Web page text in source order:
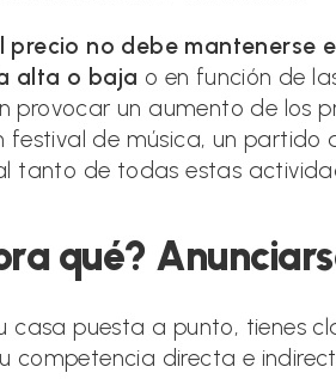
precio no debe mantenerse
alta o baja o en función de
provocar un aumento de los
festival de música, un partido
tanto de todas estas
qué?
casa puesta a punto, tienes
competencia directa e